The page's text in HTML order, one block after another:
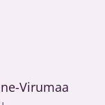
Virumaa